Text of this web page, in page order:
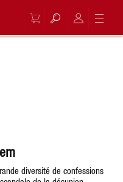
diversité de confessions